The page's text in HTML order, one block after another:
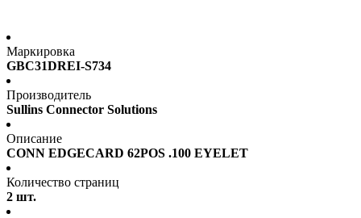
Маркировка
GBC31DREI-S734
Производитель
Sullins Connector Solutions
Описание
CONN EDGECARD 62POS .100 EYELET
Количество страниц
2 шт.